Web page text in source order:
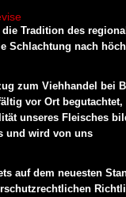
Tradition des
Schlachtung nach
zum Viehhandel bei
vor Ort begutachtet,
unseres Fleisches
und wird von uns
auf dem neuesten